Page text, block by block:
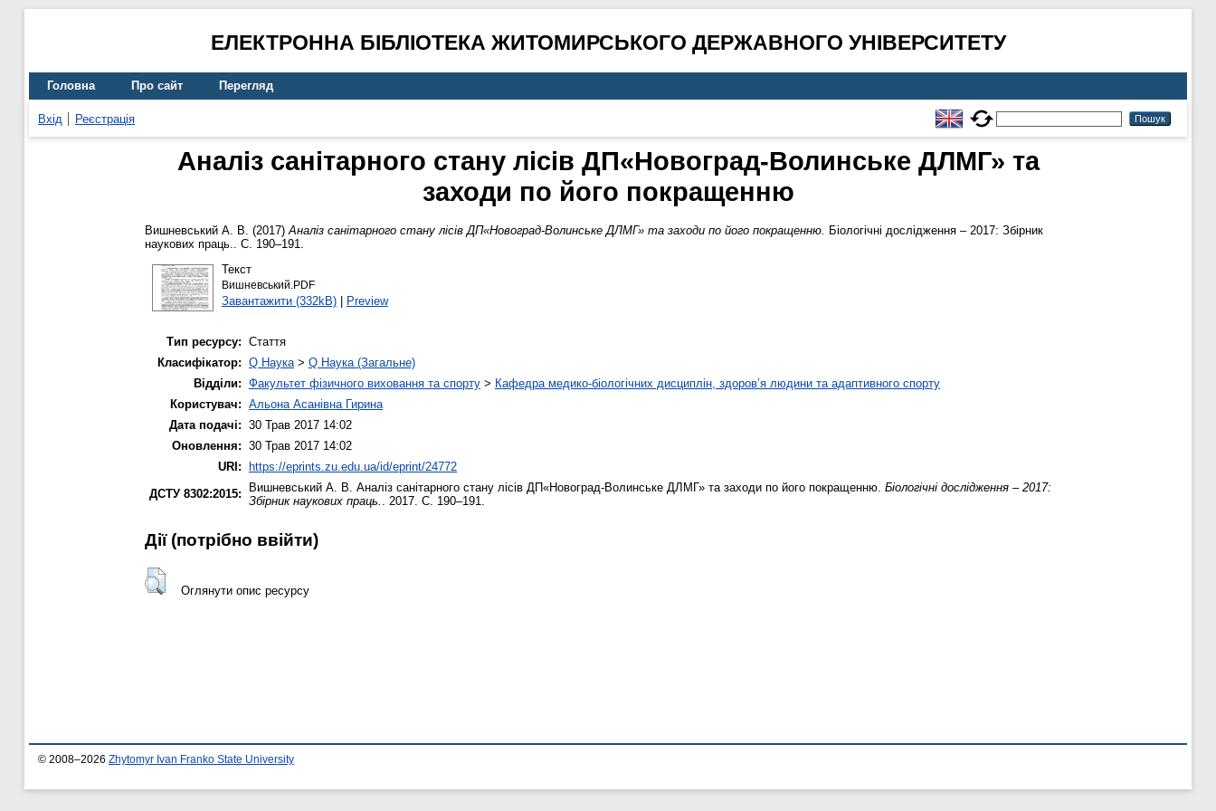
ЕЛЕКТРОННА БІБЛІОТЕКА ЖИТОМИРСЬКОГО ДЕРЖАВНОГО УНІВЕРСИТЕТУ
Головна Про сайт Перегляд
Вхід Реєстрація
Аналіз санітарного стану лісів ДП«Новоград-Волинське ДЛМГ» та
заходи по його покращенню
Вишневський А. В. (2017)Аналіз санітарного стану лісів ДП«Новоград-Волинське ДЛМГ» та заходи по його покращенню. Біологічні дослідження – 2017: Збірник
наукових праць.. С. 190–191.
Текст
Вишневський.PDF
Завантажити (332kB)| Preview
Тип ресурсу: Стаття
Класифікатор: Q Наука> Q Наука (Загальне)
Відділи: Факультет фізичного виховання та спорту > Кафедра медико-біологічних дисциплін, здоров’я людини та адаптивного спорту
Користувач: Альона Асанівна Гирина
Дата подачі: 30 Трав 2017 14:02
Оновлення: 30 Трав 2017 14:02
URI:
https://eprints.zu.edu.ua/id/eprint/24772
ДСТУ 8302:2015:
Вишневський А. В. Аналіз санітарного стану лісів ДП«Новоград-Волинське ДЛМГ» та заходи по його покращенню. Біологічні дослідження – 2017:
Збірник наукових праць. . 2017. С. 190–191.
Дії ​​(потрібно ввійти)
Оглянути опис ресурсу
© 2008–2026 Zhytomyr Ivan Franko State University